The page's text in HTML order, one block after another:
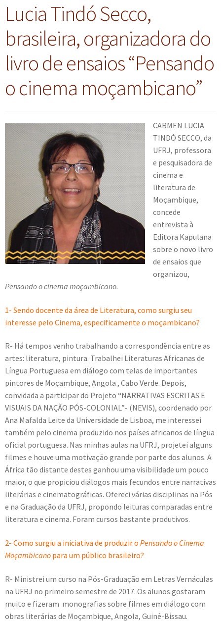
Lucia Tindó Secco,
brasileira, organizadora do
livro de ensaios “Pensando
o cinema moçambicano”
CARMEN LUCIA
TINDÓ SECCO, da
UFRJ, professora
e pesquisadora de
cinema e
literatura de
Moçambique,
concede
entrevista à
Editora Kapulana
sobre o novo livro
de ensaios que
organizou,
Pensando o cinema moçambicano.
1- Sendo docente da área de Literatura, como surgiu seu
interesse pelo Cinema, especificamente o moçambicano?
R- Há tempos venho trabalhando a correspondência entre as
artes: literatura, pintura. Trabalhei Literaturas Africanas de
Língua Portuguesa em diálogo com telas de importantes
pintores de Moçambique, Angola , Cabo Verde. Depois,
convidada a participar do Projeto “NARRATIVAS ESCRITAS E
VISUAIS DA NAÇÃO PÓS-COLONIAL”- (NEVIS), coordenado por
Ana Mafalda Leite da Universidade de Lisboa, me interessei
também pelo cinema produzido nos países africanos de língua
oficial portuguesa. Nas minhas aulas na UFRJ, projetei alguns
filmes e houve uma motivação grande por parte dos alunos. A
África tão distante destes ganhou uma visibilidade um pouco
maior, o que propiciou diálogos mais fecundos entre narrativas
literárias e cinematográficas. Ofereci várias disciplinas na Pós
e na Graduação da UFRJ, propondo leituras comparadas entre
literatura e cinema. Foram cursos bastante produtivos.
2- Como surgiu a iniciativa de produzir o Pensando o Cinema
Moçambicano para um público brasileiro?
R- Ministrei um curso na Pós-Graduação em Letras Vernáculas
na UFRJ no primeiro semestre de 2017. Os alunos gostaram
muito e fizeram monografias sobre filmes em diálogo com
obras literárias de Moçambique, Angola, Guiné-Bissau.